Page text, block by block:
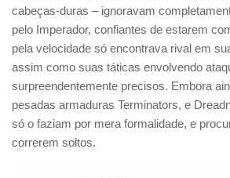
cabeças-duras – ignoravam
pelo Imperador, confiantes de estarem
pela velocidade só encontrava rival em
assim como suas táticas envolvendo
surpreendentemente precisos. Embora
pesadas armaduras Terminators, e
só o faziam por mera formalidade, e
correrem soltos.